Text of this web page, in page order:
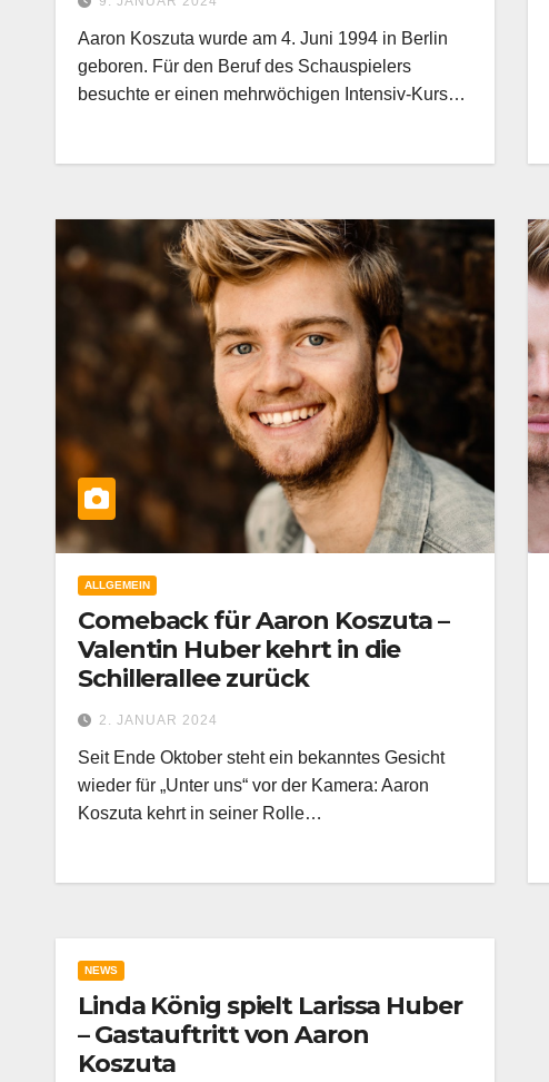
Aaron Koszuta wurde am 4. Juni 1994 in Berlin
geboren. Für den Beruf des Schauspielers
besuchte er einen mehrwöchigen Intensiv-Kurs…
ALLGEMEIN
Comeback für Aaron Koszuta –
Valentin Huber kehrt in die
Schillerallee zurück
2. JANUAR 2024
Seit Ende Oktober steht ein bekanntes Gesicht
wieder für „Unter uns“ vor der Kamera: Aaron
Koszuta kehrt in seiner Rolle…
NEWS
Linda König spielt Larissa Huber
– Gastauftritt von Aaron
Koszuta